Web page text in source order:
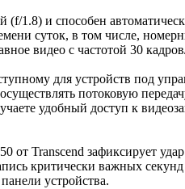
1.8) и способен
суток, в том числе,
видео с частотой 30
для устройств под
потоковую
удобный доступ к
от Transcend зафиксирует
критически важных
устройства.